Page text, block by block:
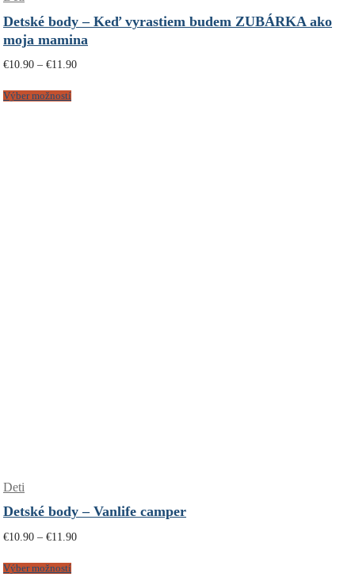
Detské body – Keď vyrastiem budem ZUBÁRKA ako
moja mamina
€10.90 – €11.90Price
Výber možností
Deti
Detské body – Vanlife camper
€10.90 – €11.90Price
Výber možností